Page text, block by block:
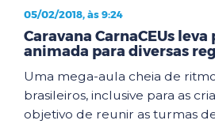
05/02/2018, às 9:24
Caravana CarnaCEUs
animada para diversas
Uma mega-aula cheia de
brasileiros, inclusive para as
objetivo de reunir as turmas